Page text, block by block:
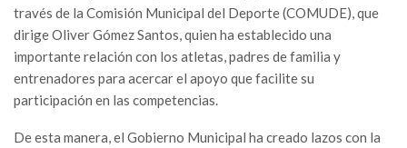
través de la Comisión Municipal del Deporte (COMUDE), que
dirige Oliver Gómez Santos, quien ha establecido una
importante relación con los atletas, padres de familia y
entrenadores para acercar el apoyo que facilite su
participación en las competencias.
De esta manera, el Gobierno Municipal ha creado lazos con la